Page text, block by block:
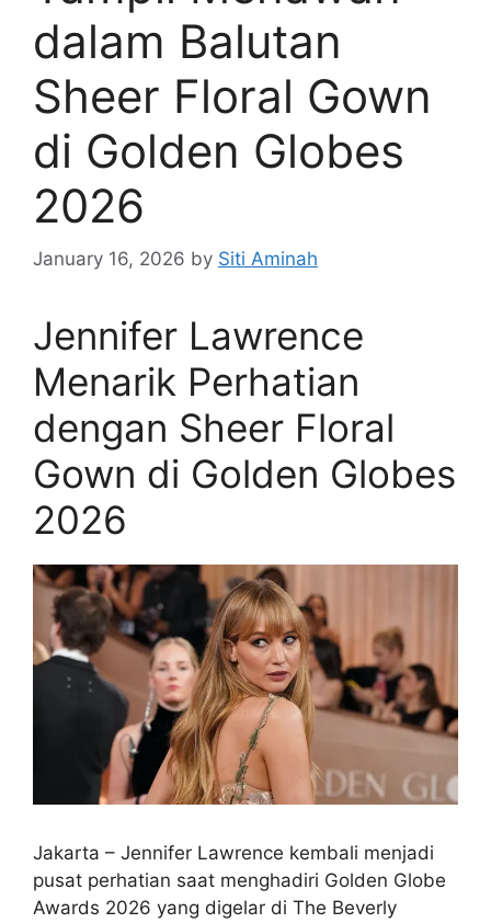
dalam Balutan
Sheer Floral Gown
di Golden Globes
2026
January 16, 2026 by Siti Aminah
Jennifer Lawrence
Menarik Perhatian
dengan Sheer Floral
Gown di Golden Globes
2026
Jakarta – Jennifer Lawrence kembali menjadi
pusat perhatian saat menghadiri Golden Globe
Awards 2026 yang digelar di The Beverly